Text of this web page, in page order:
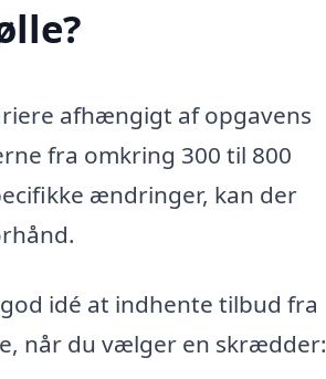
afhængigt af opgavens
fra omkring 300 til 800
ændringer, kan der
idé at indhente tilbud fra
når du vælger en skrædder: